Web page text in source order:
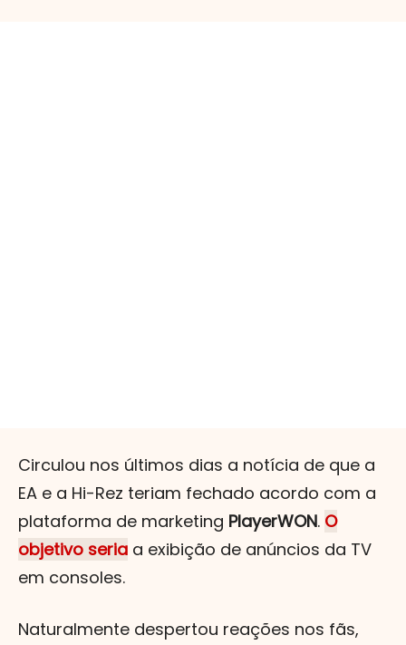
Circulou nos últimos dias a notícia de que a
EA e a Hi-Rez teriam fechado acordo com a
plataforma de marketing PlayerWON. O
objetivo seria a exibição de anúncios da TV
em consoles.
Naturalmente despertou reações nos fãs,